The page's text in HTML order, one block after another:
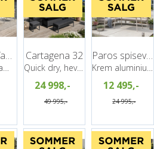
Naxos sofagruppe 3+1+1+bord
Hvit/natur ramme/beige tekstil
Cartagena 32
Quick dry, hev/senk bord, Grå
24 998,-
49 995,-
Paros spisevinkel 32 m/bord
Krem aluminiumramme, grå tauflett
12 495,-
24 995,-